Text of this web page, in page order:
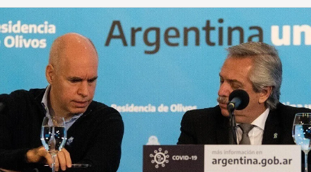
que
repensar
la
coparticipación